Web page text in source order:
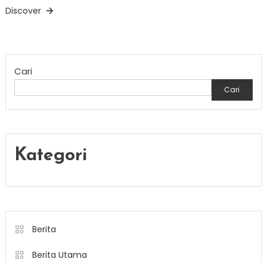
Discover
Cari
Cari
Kategori
Berita
Berita Utama